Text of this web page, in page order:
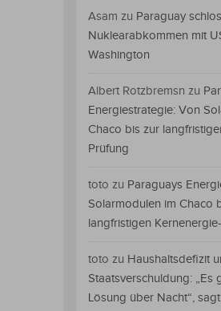
Asam zu Paraguay
Nuklearabkommen mit
Washington
Albert Rotzbremsn zu
Energiestrategie: Von
Chaco bis zur
Prüfung
toto zu Paraguays
Solarmodulen im Chaco
langfristigen
toto zu Haushaltsdefizit
Staatsverschuldung: „Es
Lösung über Nacht“,